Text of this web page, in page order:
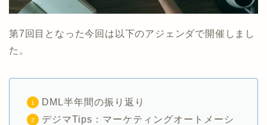
第7回目となった今回は以下のアジェンダで開催しまし
た。
DML半年間の振り返り
デジマTips：マーケティングオートメーシ